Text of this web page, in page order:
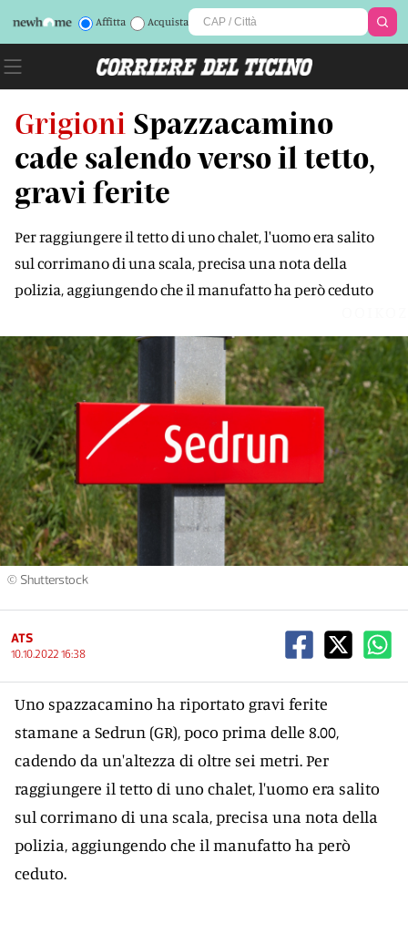
Affitta Acquista
Grigioni Spazzacamino
cade salendo verso il tetto,
gravi ferite
Per raggiungere il tetto di uno chalet, l'uomo era salito
sul corrimano di una scala, precisa una nota della
polizia, aggiungendo che il manufatto ha però ceduto
© Shutterstock
ATS
10.10.2022 16:38
Uno spazzacamino ha riportato gravi ferite
stamane a Sedrun (GR), poco prima delle 8.00,
cadendo da un'altezza di oltre sei metri. Per
raggiungere il tetto di uno chalet, l'uomo era salito
sul corrimano di una scala, precisa una nota della
polizia, aggiungendo che il manufatto ha però
ceduto.